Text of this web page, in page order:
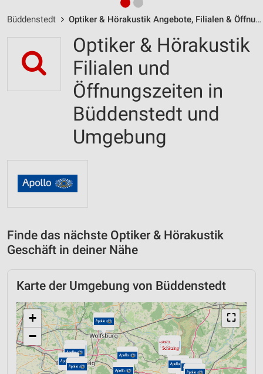
Büddenstedt Optiker & Hörakustik Angebote, Filialen & Öffnungszeiten
Optiker & Hörakustik
Filialen und
Öffnungszeiten in
Büddenstedt und
Umgebung
Finde das nächste Optiker & Hörakustik
Geschäft in deiner Nähe
Karte der Umgebung von Büddenstedt
⛶
+
−